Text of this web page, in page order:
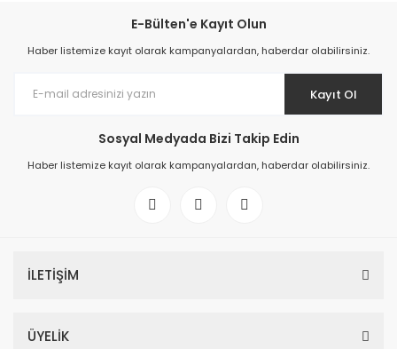
E-Bülten'e Kayıt Olun
Haber listemize kayıt olarak kampanyalardan, haberdar olabilirsiniz.
Kayıt Ol
Sosyal Medyada Bizi Takip Edin
Haber listemize kayıt olarak kampanyalardan, haberdar olabilirsiniz.
İLETİŞİM
ÜYELİK